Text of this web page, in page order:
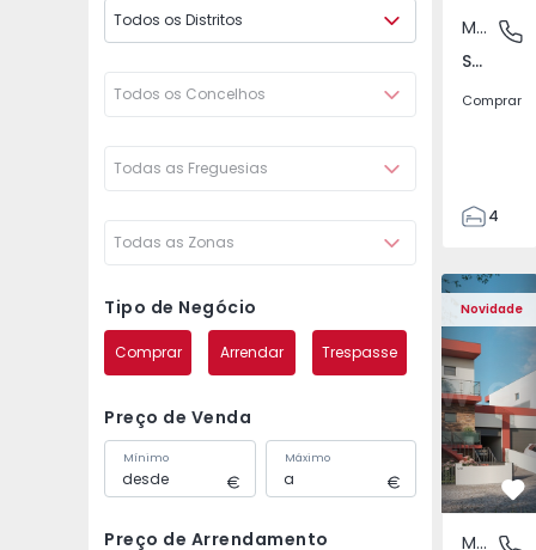
Todos os Distritos
Todos os Concelhos
Todas as Freguesias
Todas as Zonas
Tipo de Negócio
Comprar Arrendar Trespasse
Preço de Venda
Mínimo Máximo
Preço de Arrendamento
São
Moradia Geminada
São João das Lampas e Terrugem, Lisboa
Comprar
4
135
193
240
Novidade
Moradia Geminada
Moradia
Moradia Geminada